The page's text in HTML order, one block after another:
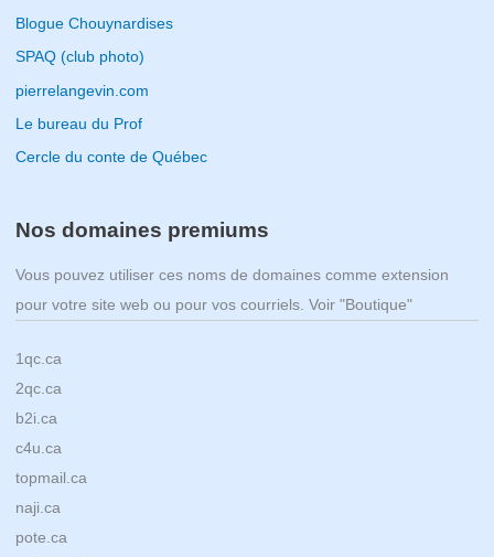
Blogue Chouynardises
SPAQ (club photo)
pierrelangevin.com
Le bureau du Prof
Cercle du conte de Québec
Nos domaines premiums
Vous pouvez utiliser ces noms de domaines comme extension
pour votre site web ou pour vos courriels. Voir "Boutique"
1qc.ca
2qc.ca
b2i.ca
c4u.ca
topmail.ca
naji.ca
pote.ca